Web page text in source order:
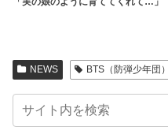
NEWS BTS（防弾少年団）